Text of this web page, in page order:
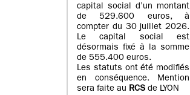
capital social d’un montant
de 529.600 euros, à
compter du 30 juillet 2026.
Le capital social est
désormais fixé à la somme
de 555.400 euros.
Les statuts ont été modifiés
en conséquence. Mention
sera faite au RCS de LYON